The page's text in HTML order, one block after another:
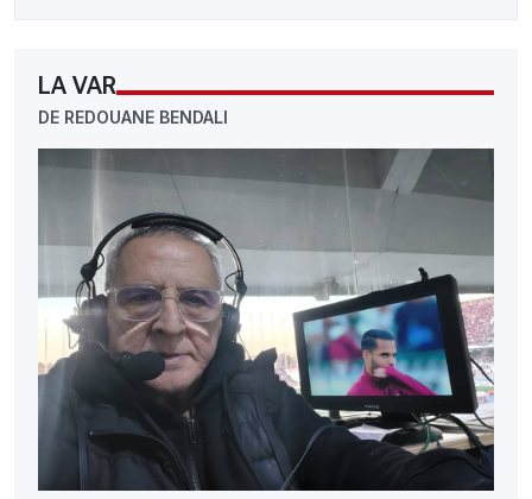
LA VAR
DE REDOUANE BENDALI